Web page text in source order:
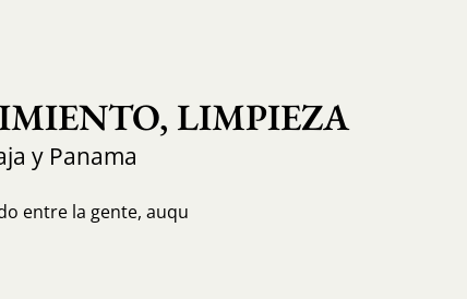
LIMPIEZA
y Panama
entre la gente, auqu